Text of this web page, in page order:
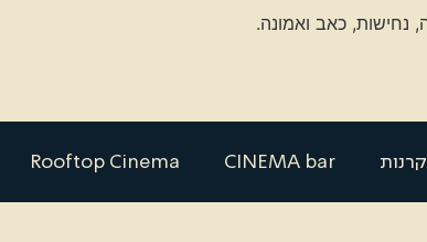
כאב ואמונה.
CINEMA bar
Rooftop Cinema